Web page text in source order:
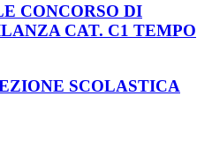
CONCORSO DI
CAT. C1 TEMPO
SCOLASTICA